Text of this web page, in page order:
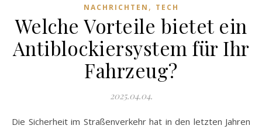
NACHRICHTEN , TECH
Welche Vorteile bietet ein
Antiblockiersystem für Ihr
Fahrzeug?
2025.04.04.
Die Sicherheit im Straßenverkehr hat in den letzten Jahren